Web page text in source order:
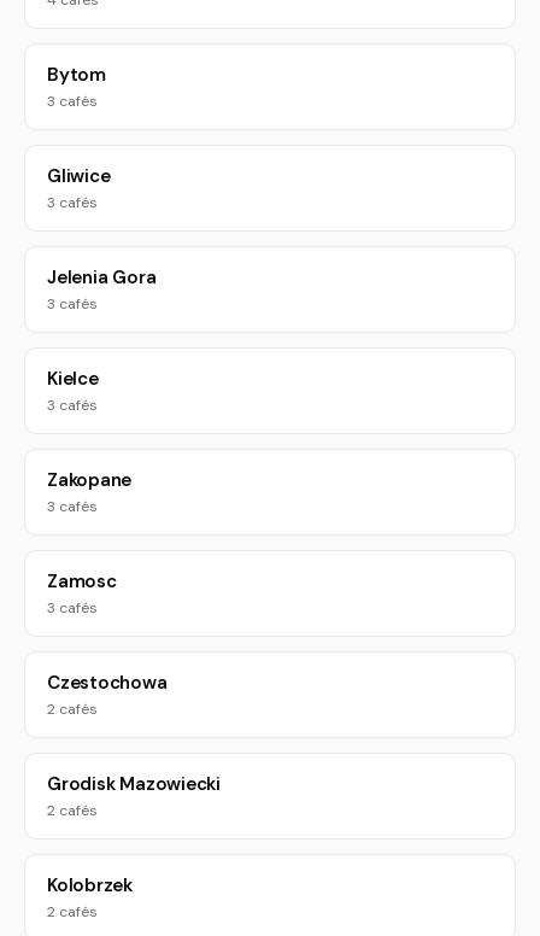
Bytom
3 cafés
Gliwice
3 cafés
Jelenia Gora
3 cafés
Kielce
3 cafés
Zakopane
3 cafés
Zamosc
3 cafés
Czestochowa
2 cafés
Grodisk Mazowiecki
2 cafés
Kolobrzek
2 cafés